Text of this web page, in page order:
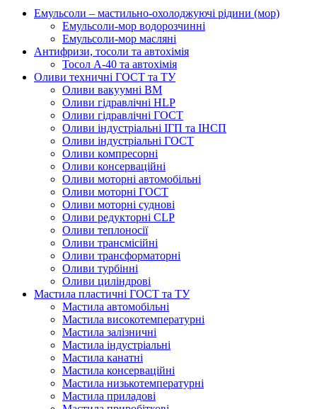
Емульсоли – мастильно-охолоджуючі рідини (мор)
Емульсоли-мор водорозчинні
Емульсоли-мор масляні
Антифризи, тосоли та автохімія
Тосол А-40 та автохімія
Оливи техничні ГОСТ та ТУ
Оливи вакуумні ВМ
Оливи гідравлічні HLP
Оливи гідравлічні ГОСТ
Оливи індустріальні ІГП та ІНСП
Оливи індустріальні ГОСТ
Оливи компресорні
Оливи консерваційні
Оливи моторні автомобільні
Оливи моторні ГОСТ
Оливи моторні суднові
Оливи редукторні CLP
Оливи теплоносії
Оливи трансмісійні
Оливи трансформаторні
Оливи турбінні
Оливи циліндрові
Мастила пластичні ГОСТ та ТУ
Мастила автомобільні
Мастила високотемпературні
Мастила залізничні
Мастила індустріальні
Мастила канатні
Мастила консерваційні
Мастила низькотемпературні
Мастила приладові